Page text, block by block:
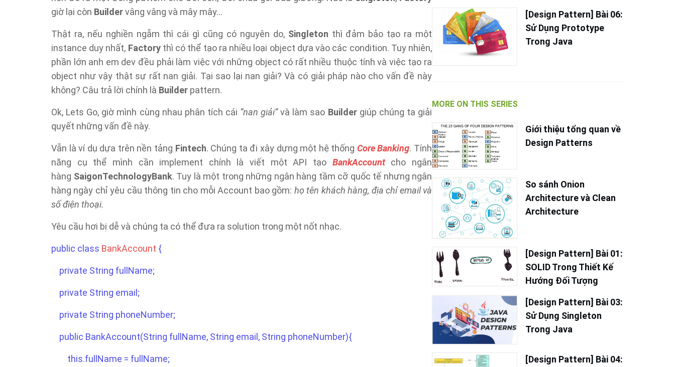
giờ lại còn Buildervâng vâng và mây mây…
Thật ra, nếu nghiền ngẫm thì cái gì cũng có nguyên do, Singleton thì đảm bảo tạo ra một
instance duy nhất, Factorythì có thể tạo ra nhiều loại object dựa vào các condition. Tuy nhiên,
phần lớn anh em dev đều phải làm việc với những object có rất nhiều thuộc tính và việc tạo ra
object như vậy thật sự rất nan giải. Tại sao lại nan giải? Và có giải pháp nào cho vấn đề này
không? Câu trả lời chính là Builder pattern.
Ok, Lets Go, giờ mình cùng nhau phân tích cái “nan giải”và làm sao Buildergiúp chúng ta giải
quyết những vấn đề này.
Vẫn là ví dụ dựa trên nền tảng Fintech. Chúng ta đi xây dựng một hệ thống Core Banking. Tính
năng cụ thể mình cần implement chính là viết một API tạo BankAccountcho ngân
hàng SaigonTechnologyBank. Tuy là một trong những ngân hàng tầm cỡ quốc tế nhưng ngân
hàng ngày chỉ yêu cầu thông tin cho mỗi Account bao gồm: họ tên khách hàng, địa chỉ email và
số điện thoại.
Yêu cầu hơi bị dễ và chúng ta có thể đưa ra solution trong một nốt nhạc.
public class BankAccount {
private String fullName;
private String email;
private String phoneNumber;
public BankAccount(String fullName, String email, String phoneNumber){
this.fullName = fullName;
[Design Pattern] Bài 06:
Sử Dụng Prototype
Trong Java
MORE ON THIS SERIES
Giới thiệu tổng quan về
Design Patterns
So sánh Onion
Architecture và Clean
Architecture
[Design Pattern] Bài 01:
SOLID Trong Thiết Kế
Hướng Đối Tượng
[Design Pattern] Bài 03:
Sử Dụng Singleton
Trong Java
[Design Pattern] Bài 04: